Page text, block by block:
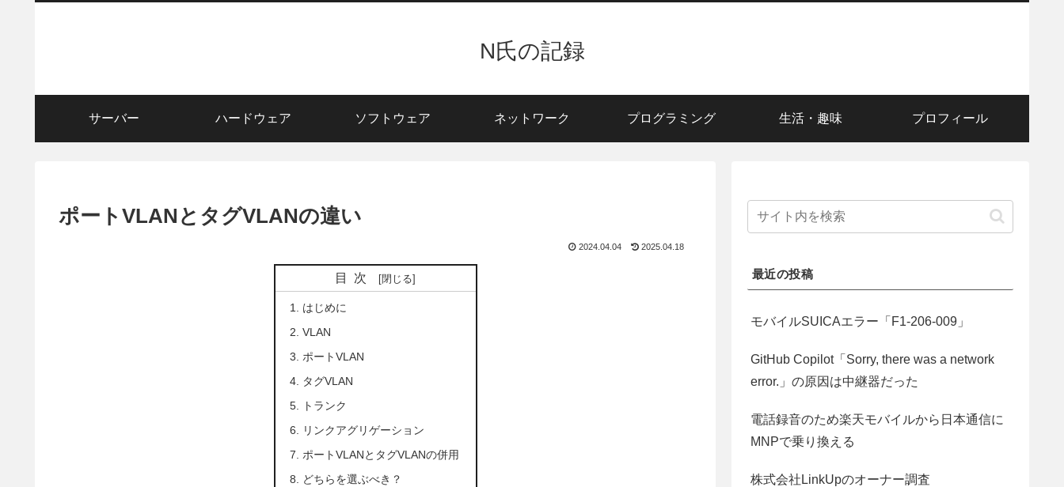
N氏の記録
サーバー ハードウェア ソフトウェア ネットワーク プログラミング 生活・趣味 プロフィール
ポートVLANとタグVLANの違い
2024.04.04 2025.04.18
目次
はじめに
VLAN
ポートVLAN
タグVLAN
トランク
リンクアグリゲーション
ポートVLANとタグVLANの併用
どちらを選ぶべき？
最近の投稿
モバイルSUICAエラー「F1-206-009」
GitHub Copilot「Sorry, there was a network
error.」の原因は中継器だった
電話録音のため楽天モバイルから日本通信に
MNPで乗り換える
株式会社LinkUpのオーナー調査